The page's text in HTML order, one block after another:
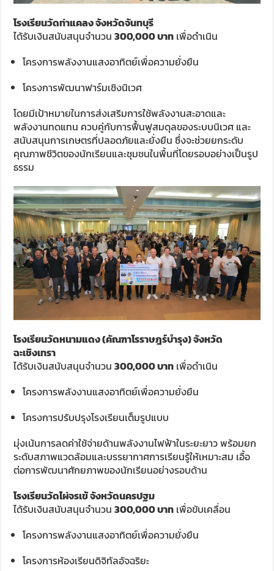
โรงเรียนวัดท่าแคลง จังหวัดจันทบุรี
ได้รับเงินสนับสนุนจำนวน300,000 บาท เพื่อดำเนิน
โครงการพลังงานแสงอาทิตย์เพื่อความยั่งยืน
โครงการพัฒนาฟาร์มเชิงนิเวศ
โดยมีเป้าหมายในการส่งเสริมการใช้พลังงานสะอาดและ
พลังงานทดแทน ควบคู่กับการฟื้นฟูสมดุลของระบบนิเวศ และ
สนับสนุนการเกษตรที่ปลอดภัยและยั่งยืน ซึ่งจะช่วยยกระดับ
คุณภาพชีวิตของนักเรียนและชุมชนในพื้นที่โดยรอบอย่างเป็นรูป
ธรรม
โรงเรียนวัดหนามแดง (คัณฑาโรราษฎร์บำรุง) จังหวัด
ฉะเชิงเทรา
ได้รับเงินสนับสนุนจำนวน300,000 บาท เพื่อดำเนิน
โครงการพลังงานแสงอาทิตย์เพื่อความยั่งยืน
โครงการปรับปรุงโรงเรียนเต็มรูปแบบ
มุ่งเน้นการลดค่าใช้จ่ายด้านพลังงานไฟฟ้าในระยะยาว พร้อมยก
ระดับสภาพแวดล้อมและบรรยากาศการเรียนรู้ให้เหมาะสม เอื้อ
ต่อการพัฒนาศักยภาพของนักเรียนอย่างรอบด้าน
โรงเรียนวัดไผ่จรเข้ จังหวัดนครปฐม
ได้รับเงินสนับสนุนจำนวน300,000 บาท เพื่อขับเคลื่อน
โครงการพลังงานแสงอาทิตย์เพื่อความยั่งยืน
โครงการห้องเรียนดิจิทัลอัจฉริยะ